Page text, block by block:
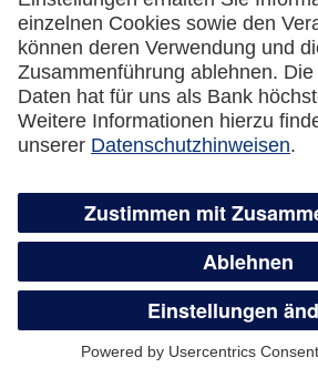
Wie kündige ich meine
More Credit Card?
Guthabenauszahlung und
Teilzahlung
Wie funktioniert der
Was ist der Unterschied